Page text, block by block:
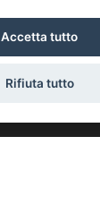
Accetta tutto
Rifiuta tutto